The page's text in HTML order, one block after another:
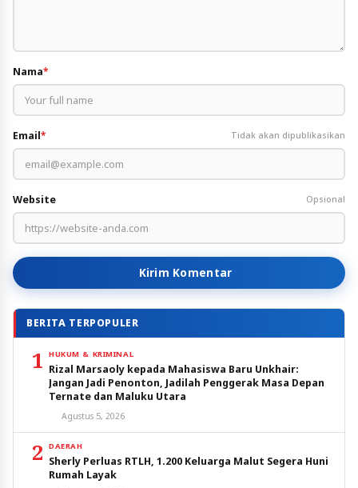
Nama*
Email* Tidak akan dipublikasikan
Website Opsional
Kirim Komentar
BERITA TERPOPULER
1 HUKUM & KRIMINAL
Rizal Marsaoly kepada Mahasiswa Baru Unkhair:
Jangan Jadi Penonton, Jadilah Penggerak Masa Depan
Ternate dan Maluku Utara
Agustus 5, 2026
2 DAERAH
Sherly Perluas RTLH, 1.200 Keluarga Malut Segera Huni
Rumah Layak